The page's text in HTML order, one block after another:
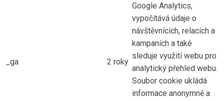
_ga 2 roky
Google Analytics,
vypočítává údaje o
návštěvnících, relacích a
kampaních a také
sleduje využití webu pro
analytický přehled webu.
Soubor cookie ukládá
informace anonymně a